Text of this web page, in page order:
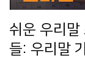
쉬운 우리말
들: 우리말